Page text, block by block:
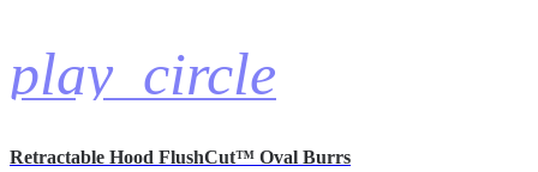
play_circle
Retractable Hood FlushCut™ Oval Burrs